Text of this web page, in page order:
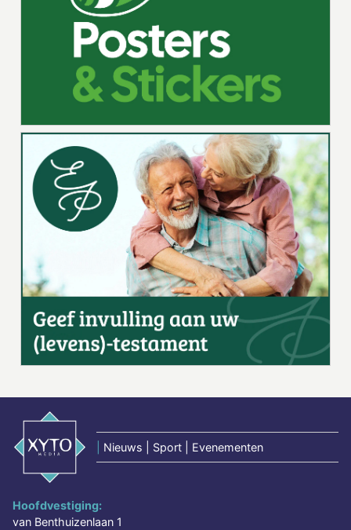
Nieuws | Sport | Evenementen
Hoofdvestiging:
van Benthuizenlaan 1